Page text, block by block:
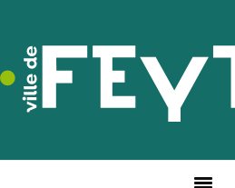
navigation
principale
contenu
principal
pied
de
page